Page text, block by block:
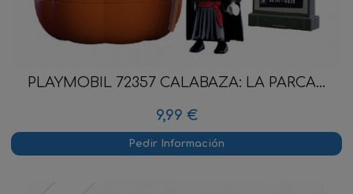
PLAYMOBIL 72357 CALABAZA: LA PARCA...
9,99 €
Pedir Información